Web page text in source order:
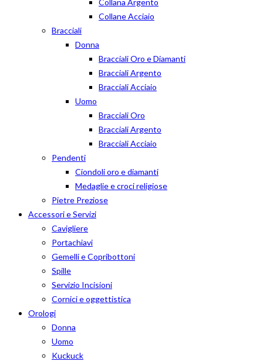
Collana Argento
Collane Acciaio
Bracciali
Donna
Bracciali Oro e Diamanti
Bracciali Argento
Bracciali Acciaio
Uomo
Bracciali Oro
Bracciali Argento
Bracciali Acciaio
Pendenti
Ciondoli oro e diamanti
Medaglie e croci religiose
Pietre Preziose
Accessori e Servizi
Cavigliere
Portachiavi
Gemelli e Copribottoni
Spille
Servizio Incisioni
Cornici e oggettistica
Orologi
Donna
Uomo
Kuckuck